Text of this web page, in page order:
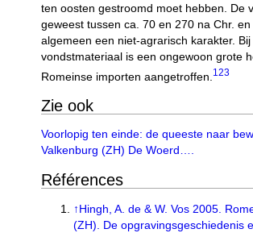
ten oosten gestroomd moet hebben. De
geweest tussen ca. 70 en 270 na Chr.
algemeen een niet-agrarisch karakter.
vondstmateriaal is een ongewoon grote
Romeinse importen aangetroffen. 1 23
Zie ook
Voorlopig ten einde: de queeste naar
Valkenburg (ZH) De Woerd….
Références
↑Hingh, A. de & W. Vos 2005.
(ZH). De opgravingsgeschiedenis